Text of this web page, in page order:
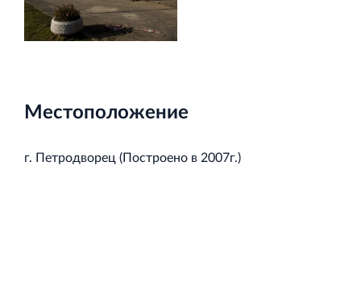
Местоположение
г. Петродворец (Построено в 2007г.)